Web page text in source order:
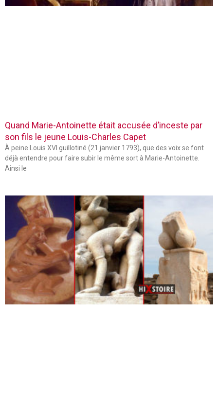
Quand Marie-Antoinette était accusée d’inceste par
son fils le jeune Louis-Charles Capet
À peine Louis XVI guillotiné (21 janvier 1793), que des voix se font
déjà entendre pour faire subir le même sort à Marie-Antoinette.
Ainsi le